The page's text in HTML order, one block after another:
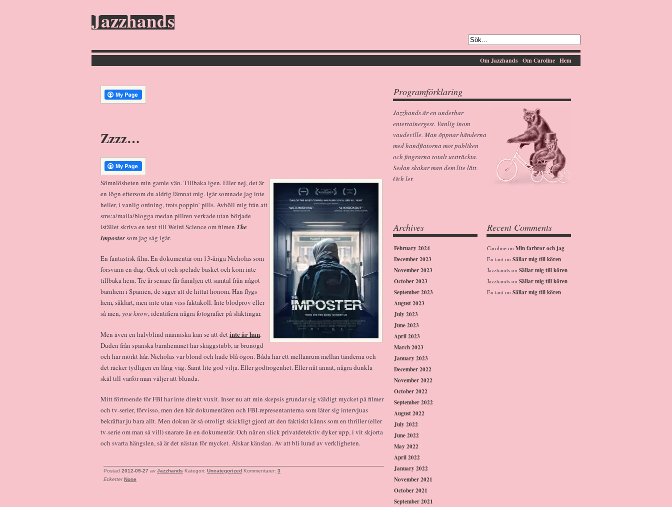
Jazzhands
Hem
Om Caroline
Om Jazzhands
Zzzz…
Sömnlösheten min gamle vän. Tillbaka igen. Eller nej, det är
en lögn eftersom du aldrig lämnat mig. Igår somnade jag inte
heller, i vanlig ordning, trots poppin’ pills. Avhöll mig från att
sms:a/maila/blogga medan pillren verkade utan började
istället skriva en text till Weird Science om filmen The
Impostersom jag såg igår.
En fantastisk film. En dokumentär om 13-åriga Nicholas som
försvann en dag. Gick ut och spelade basket och kom inte
tillbaka hem. Tre år senare får familjen ett samtal från något
barnhem i Spanien, de säger att de hittat honom. Han flygs
hem, såklart, men inte utan viss faktakoll. Inte blodprov eller
så men,you know, identifiera några fotografier på släktingar.
Men även en halvblind människa kan se att detinte är han.
Duden från spanska barnhemmet har skäggstubb, är brunögd
och har mörkt hår. Nicholas var blond och hade blå ögon. Båda har ett mellanrum mellan tänderna och
det räcker tydligen en lång väg. Samt lite god vilja. Eller godtrogenhet. Eller nåt annat, några dunkla
skäl till varför man väljer att blunda.
Mitt förtroende för FBI har inte direkt vuxit. Inser nu att min skepsis grundar sig väldigt mycket på filmer
och tv-serier, förvisso, men den här dokumentären och FBI-representanterna som låter sig intervjuas
bekräftar ju bara allt. Men dokun är så otroligt skickligt gjord att den faktiskt känns som en thriller (eller
tv-serie om man så vill) snarare än en dokumentär. Och när en slick privatdetektiv dyker upp, i vit skjorta
och svarta hängslen, så är det nästan för mycket. Älskar känslan. Av att bli lurad av verkligheten.
Postad 2012-09-27 av Jazzhands Kategori: Uncategorized Kommentarer: 3
Etiketter None
Programförklaring
Jazzhands är en underbar
entertainergest. Vanlig inom
vaudeville. Man öppnar händerna
med handflatorna mot publiken
och fingrarna totalt utsträckta.
Sedan skakar man dem lite lätt.
Och ler.
Archives
February 2024
December 2023
November 2023
October 2023
September 2023
August 2023
July 2023
June 2023
April 2023
March 2023
January 2023
December 2022
November 2022
October 2022
September 2022
August 2022
July 2022
June 2022
May 2022
April 2022
January 2022
November 2021
October 2021
September 2021
Recent Comments
Caroline on Min farbror och jag
En tant on Sällar mig till kören
Jazzhands on Sällar mig till kören
Jazzhands on Sällar mig till kören
En tant on Sällar mig till kören